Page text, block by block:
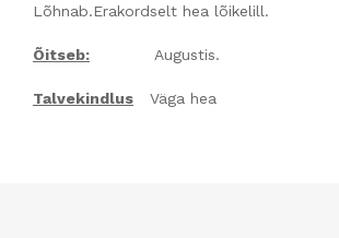
Lõhnab.Erakordselt hea lõikelill.
Õitseb: Augustis.
Talvekindlus Väga hea